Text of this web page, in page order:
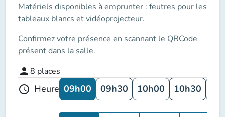
Matériels disponibles à emprunter : feutres pour les
tableaux blancs et vidéoprojecteur.
Confirmez votre présence en scannant le QRCode
présent dans la salle.
person8 places
schedule Heure 09h00 09h30 10h00 10h30